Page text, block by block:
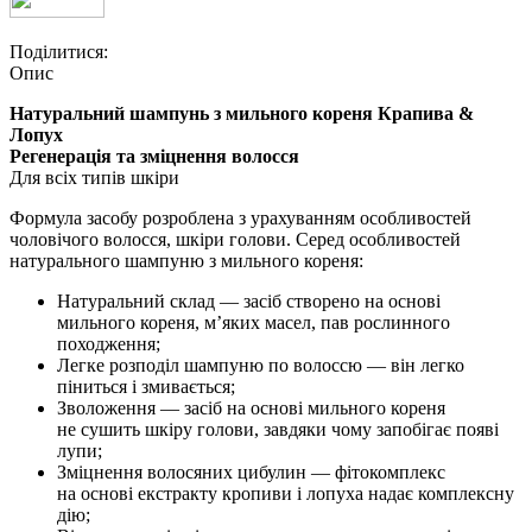
Поділитися:
Опис
Натуральний шампунь з мильного кореня Крапива &
Лопух
Регенерація та зміцнення волосся
Для всіх типів шкіри
Формула засобу розроблена з урахуванням особливостей
чоловічого волосся, шкіри голови. Серед особливостей
натурального шампуню з мильного кореня:
Натуральний склад — засіб створено на основі
мильного кореня, м’яких масел, пав рослинного
походження;
Легке розподіл шампуню по волоссю — він легко
піниться і змивається;
Зволоження — засіб на основі мильного кореня
не сушить шкіру голови, завдяки чому запобігає появі
лупи;
Зміцнення волосяних цибулин — фітокомплекс
на основі екстракту кропиви і лопуха надає комплексну
дію;